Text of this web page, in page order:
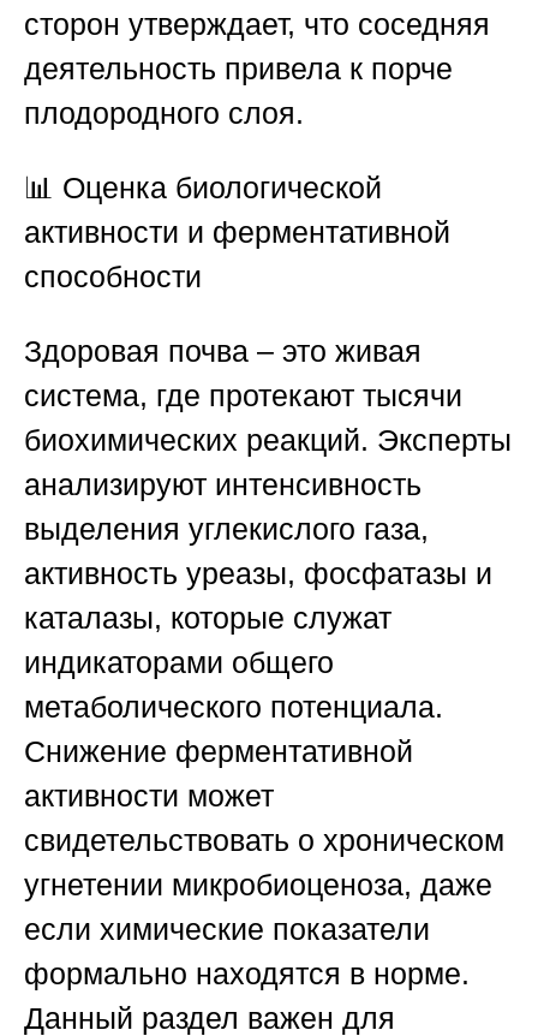
сторон утверждает, что соседняя
деятельность привела к порче
плодородного слоя.
📊 Оценка биологической
активности и ферментативной
способности
Здоровая почва – это живая
система, где протекают тысячи
биохимических реакций. Эксперты
анализируют интенсивность
выделения углекислого газа,
активность уреазы, фосфатазы и
каталазы, которые служат
индикаторами общего
метаболического потенциала.
Снижение ферментативной
активности может
свидетельствовать о хроническом
угнетении микробиоценоза, даже
если химические показатели
формально находятся в норме.
Данный раздел важен для